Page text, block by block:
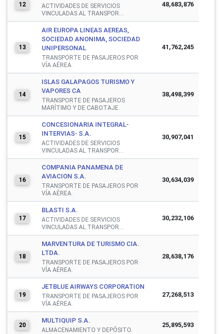
12
ACTIVIDADES DE SERVICIOS
VINCULADAS AL TRANSPOR...
48,683,876
13
AIR EUROPA LINEAS AEREAS,
SOCIEDAD ANONIMA, SOCIEDAD
UNIPERSONAL
TRANSPORTE DE PASAJEROS POR
VÍA AÉREA.
41,762,245
14
ISLAS GALAPAGOS TURISMO Y
VAPORES CA
TRANSPORTE DE PASAJEROS
MARÍTIMO Y DE CABOTAJE.
38,498,399
15
CONCESIONARIA INTEGRAL-
INTERVIAS- S.A.
ACTIVIDADES DE SERVICIOS
VINCULADAS AL TRANSPOR...
30,907,041
16
COMPANIA PANAMENA DE
AVIACION S.A.
TRANSPORTE DE PASAJEROS POR
VÍA AÉREA.
30,634,039
17
BLASTI S.A.
ACTIVIDADES DE SERVICIOS
VINCULADAS AL TRANSPOR...
30,232,106
18
MARVENTURA DE TURISMO CIA.
LTDA.
TRANSPORTE DE PASAJEROS POR
VÍA AÉREA.
28,638,176
19
JETBLUE AIRWAYS CORPORATION
TRANSPORTE DE PASAJEROS POR
VÍA AÉREA.
27,268,513
20
MULTIQUIP S.A.
ALMACENAMIENTO Y DEPÓSITO.
25,895,593